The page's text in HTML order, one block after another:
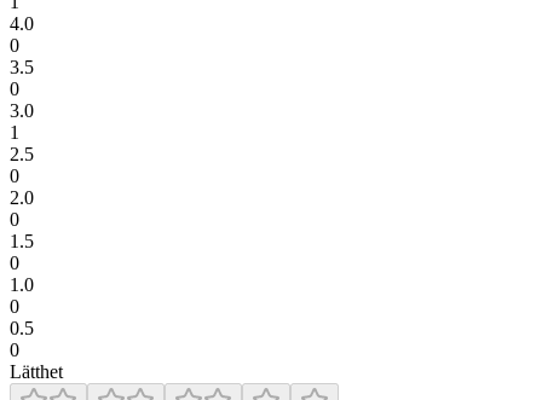
4.0
0
3.5
0
3.0
1
2.5
0
2.0
0
1.5
0
1.0
0
0.5
0
Lätthet